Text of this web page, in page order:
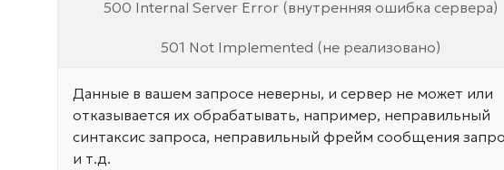
500 Internal Server Error (внутренняя ошибка сервера)
501 Not Implemented (не реализовано)
Данные в вашем запросе неверны, и сервер не может или
отказывается их обрабатывать, например, неправильный
синтаксис запроса, неправильный фрейм сообщения
и т.д.